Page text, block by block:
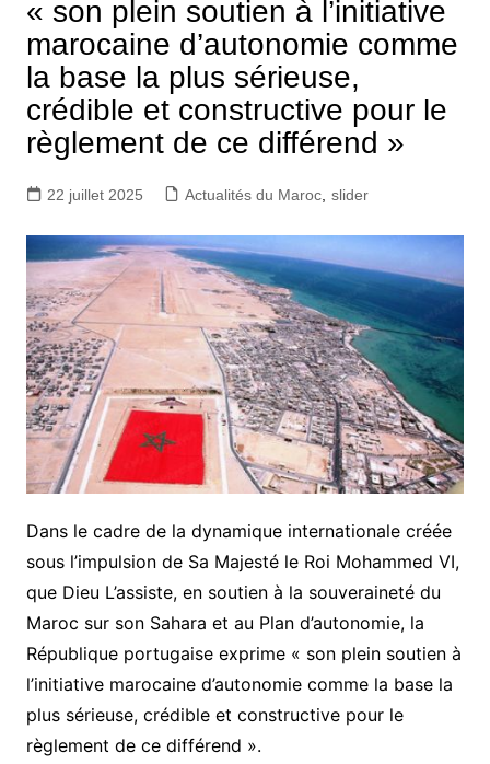
« son plein soutien à l’initiative
marocaine d’autonomie comme
la base la plus sérieuse,
crédible et constructive pour le
règlement de ce différend »
22 juillet 2025 Actualités du Maroc, slider
Dans le cadre de la dynamique internationale créée
sous l’impulsion de Sa Majesté le Roi Mohammed VI,
que Dieu L’assiste, en soutien à la souveraineté du
Maroc sur son Sahara et au Plan d’autonomie, la
République portugaise exprime « son plein soutien à
l’initiative marocaine d’autonomie comme la base la
plus sérieuse, crédible et constructive pour le
règlement de ce différend ».